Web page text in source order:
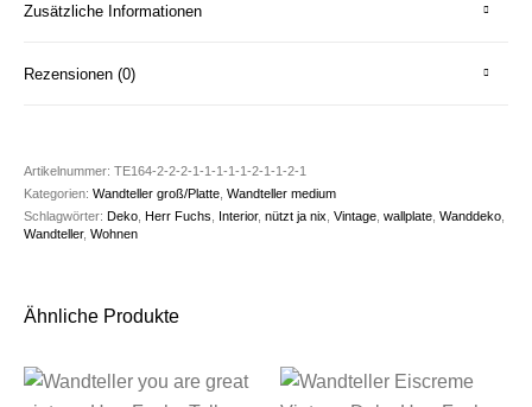
Zusätzliche Informationen
Rezensionen (0)
Artikelnummer:TE164-2-2-2-1-1-1-1-1-2-1-1-2-1
Kategorien:Wandteller groß/Platte ,Wandteller medium
Schlagwörter:Deko ,Herr Fuchs Interior,nützt ja nix ,Vintage ,wallplate ,Wanddeko
Wandteller,Wohnen
Ähnliche Produkte